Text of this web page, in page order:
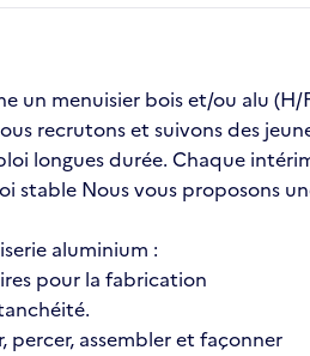
un menuisier bois et/ou alu
recrutons et suivons des
longues durée. Chaque
Nous vous proposons
aluminium :
pour la fabrication
percer, assembler et façonner